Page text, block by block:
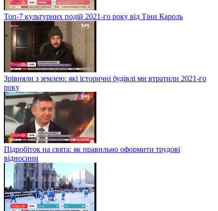
Топ-7 культурних подій 2021-го року від Тіни Кароль
Зрівняли з землею: які історичні будівлі ми втратили 2021-го
року
Підробіток на свята: як правильно оформити трудові
відносини